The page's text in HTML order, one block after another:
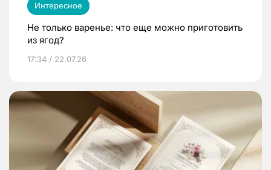
Интересное
Не только варенье: что еще можно приготовить
из ягод?
17:34 / 22.07.26